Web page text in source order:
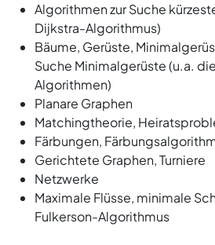
Algorithmen zur Suche
Dijkstra-Algorithmus)
Bäume, Gerüste,
Suche Minimalgerüste (u.a.
Algorithmen)
Planare Graphen
Matchingtheorie,
Färbungen,
Gerichtete Graphen, Turniere
Netzwerke
Maximale Flüsse, minimale
Fulkerson-Algorithmus